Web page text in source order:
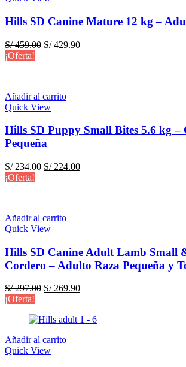
Hills SD Canine Mature 12 kg –
S/459.00 El
S/429.90El
¡Oferta!
Añadir al carrito
Quick View
Hills SD Puppy Small Bites 5.6 kg –
Pequeña
S/234.00 El
S/224.00El
¡Oferta!
Añadir al carrito
Quick View
Hills SD Canine Adult Lamb Small
Cordero – Adulto Raza Pequeña y
S/297.00 El
era:
S/269.90El
es:
¡Oferta!
Añadir al carrito
Quick View